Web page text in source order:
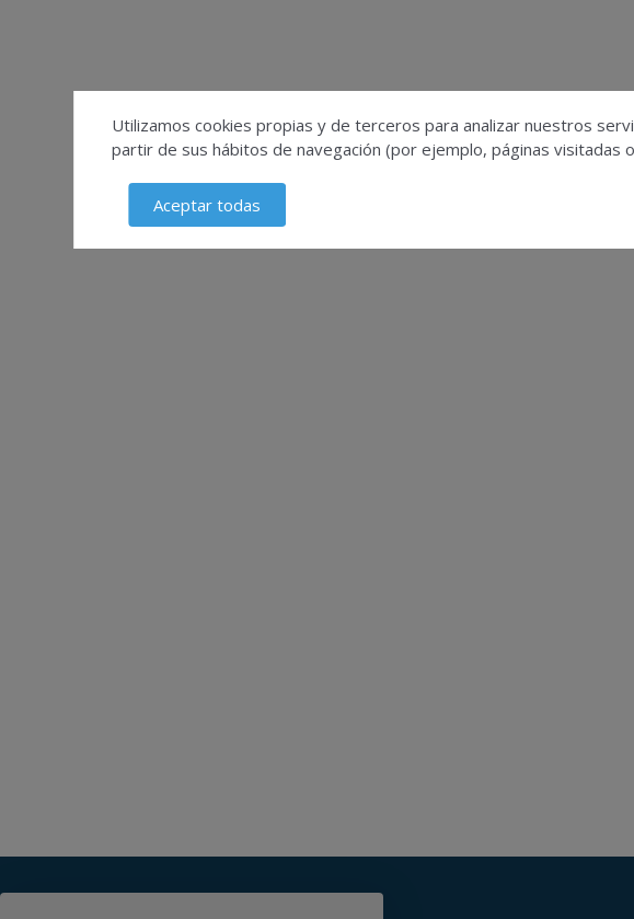
Utilizamos cookies propias y de terceros para analizar nuestros
partir de sus hábitos de navegación (por ejemplo, páginas
Aceptar todas